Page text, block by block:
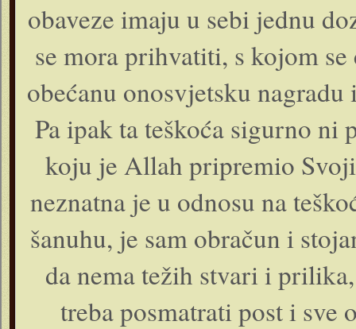
obaveze imaju u sebi jednu
se mora prihvatiti, s kojom
obećanu onosvjetsku
Pa ipak ta teškoća sigurno
koju je Allah pripremio
neznatna je u odnosu na
šanuhu, je sam obračun i
da nema težih stvari i
treba posmatrati post i sve